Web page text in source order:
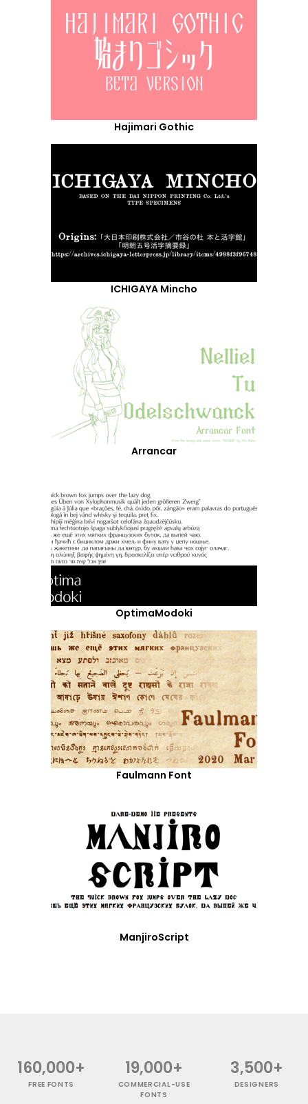
Hajimari Gothic
ICHIGAYA Mincho
Arrancar
OptimaModoki
Faulmann Font
ManjiroScript
160,000+
FREE FONTS
19,000+
COMMERCIAL-USE
FONTS
3,500+
DESIGNERS